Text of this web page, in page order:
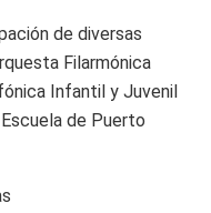
de diversas
Filarmónica
Infantil y Juvenil
de Puerto